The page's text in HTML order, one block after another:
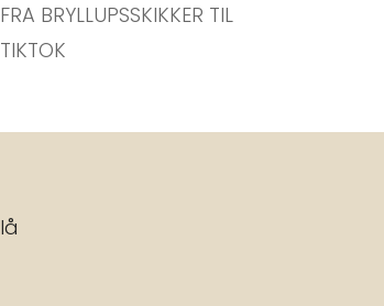
FRA BRYLLUPSSKIKKER TIL
TIKTOK